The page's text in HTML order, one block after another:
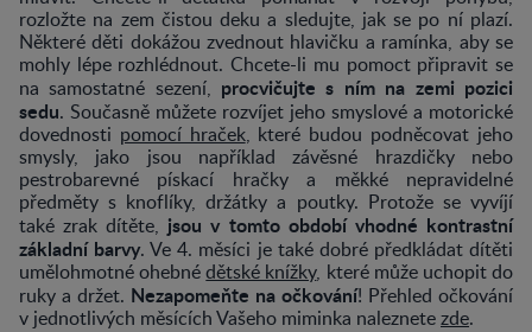
rozložte na zem čistou deku a sledujte, jak se po ní plazí.
Některé děti dokážou zvednout hlavičku a ramínka, aby se
mohly lépe rozhlédnout. Chcete-li mu pomoct připravit se
na samostatné sezení, procvičujte s ním na zemi pozici
sedu. Současně můžete rozvíjet jeho smyslové a motorické
dovednosti pomocí hraček, které budou podněcovat jeho
smysly, jako jsou například závěsné hrazdičky nebo
pestrobarevné pískací hračky a měkké nepravidelné
předměty s knoflíky, držátky a poutky. Protože se vyvíjí
také zrak dítěte, jsou v tomto období vhodné kontrastní
základní barvy. Ve 4. měsíci je také dobré předkládat dítěti
umělohmotné ohebnédětské knížky, které může uchopit do
ruky a držet. Nezapomeňte na očkování! Přehled očkování
v jednotlivých měsících Vašeho miminka naleznetezde.